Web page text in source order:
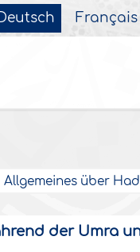
Français
Allgemeines über
der Umra